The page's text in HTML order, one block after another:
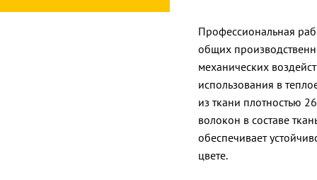
Профессиональная
общих
механических
использования в
из ткани плотностью
волокон в составе
обеспечивает
цвете.